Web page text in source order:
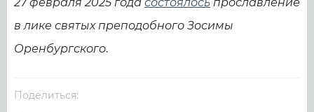
в лике святых преподобного Зосимы
Оренбургского.
Поделиться: